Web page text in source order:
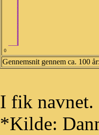
0
Gennemsnit gennem ca. 100
I fik navnet.
*Kilde: